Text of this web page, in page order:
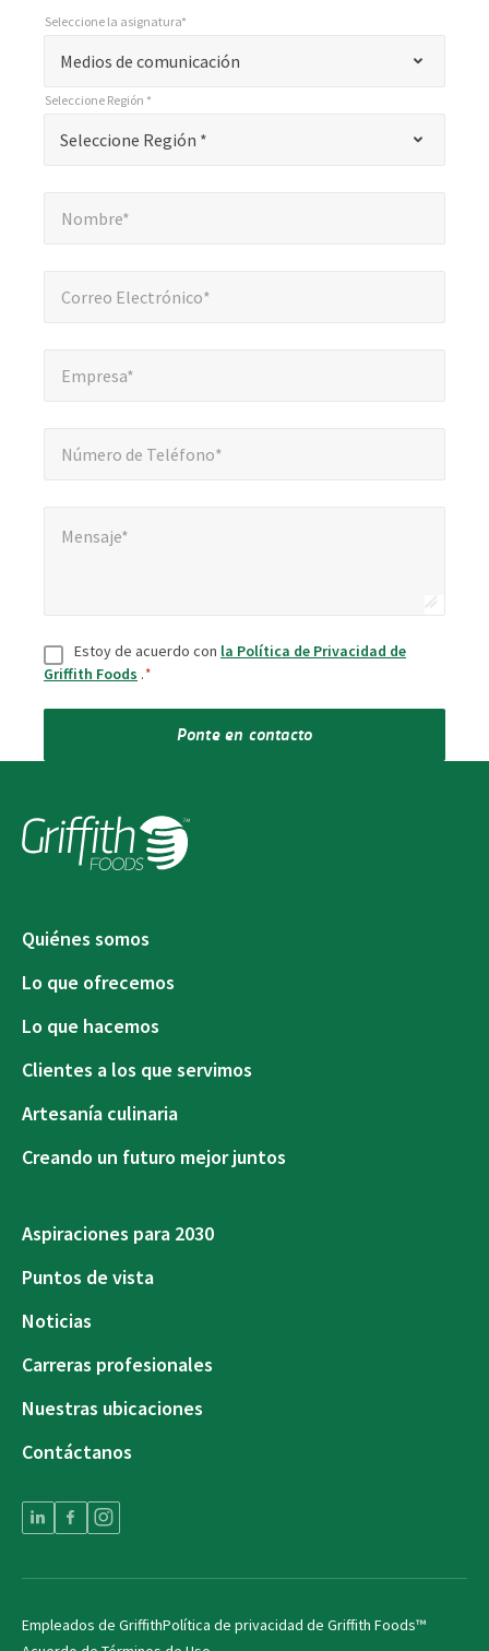
"
indica
Medios de comunicación
Seleccione la asignatura*
Seleccione Región *
Seleccione Región *
Nombre*
Correo Electrónico*
Empresa*
Número de Teléfono*
Mensaje*
Consentir
Estoy de acuerdo con la Política de Privacidad de
Griffith Foods .*
Ponte en contacto
Quiénes somos
Lo que ofrecemos
Lo que hacemos
Clientes a los que servimos
Artesanía culinaria
Creando un futuro mejor juntos
Aspiraciones para 2030
Puntos de vista
Noticias
Carreras profesionales
Nuestras ubicaciones
Contáctanos
Empleados de GriffithPolítica de privacidad de Griffith Foods™